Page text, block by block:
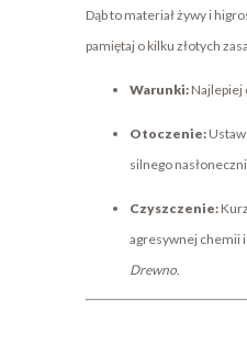
Dąb to materiał żywy i
pamiętaj o kilku złotych
Warunki: Najlepiej
Otoczenie:
silnego
Czyszczenie:
agresywnej chemii
Drewno.